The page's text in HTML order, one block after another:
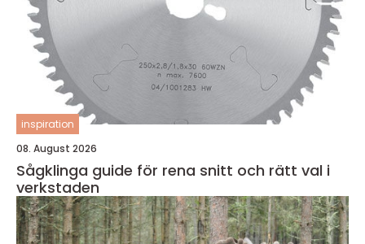
inspiration
08. August 2026
Sågklinga guide för rena snitt och rätt val i
verkstaden